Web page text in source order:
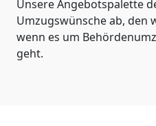
Unsere Angebotspalette
Umzugswünsche ab, den
wenn es um
geht.